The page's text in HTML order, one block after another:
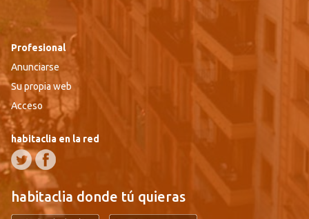
Profesional
Anunciarse
Su propia web
Acceso
habitaclia en la red
habitaclia donde tú quieras